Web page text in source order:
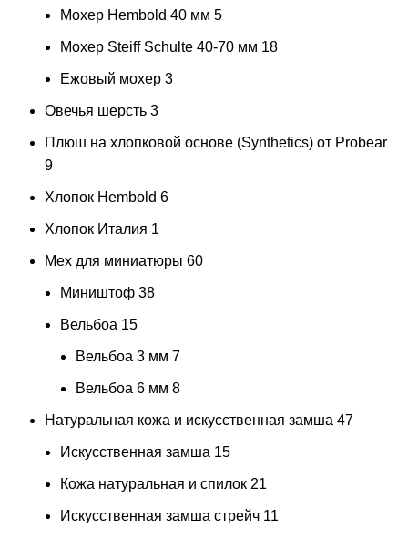
Мохер Hembold 40 мм 5
Мохер Steiff Schulte 40-70 мм 18
Ежовый мохер 3
Овечья шерсть 3
Плюш на хлопковой основе (Synthetics) от Probear
9
Хлопок Hembold 6
Хлопок Италия 1
Мех для миниатюры 60
Миништоф 38
Вельбоа 15
Вельбоа 3 мм 7
Вельбоа 6 мм 8
Натуральная кожа и искусственная замша 47
Искусственная замша 15
Кожа натуральная и спилок 21
Искусственная замша стрейч 11